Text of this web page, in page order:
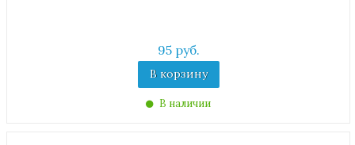
95 руб.
В корзину
В наличии